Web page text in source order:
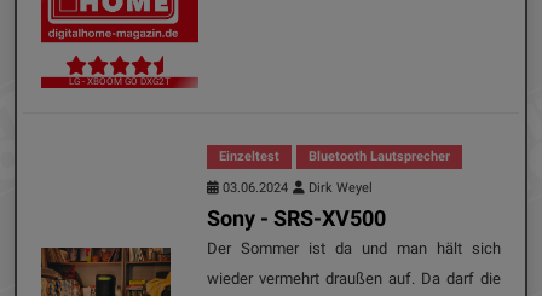
LG - XBOOM GO DXG2T
Einzeltest
Bluetooth Lautsprecher
03.06.2024
Dirk Weyel
Sony - SRS-XV500
Der Sommer ist da und man hält sich
wieder vermehrt draußen auf. Da darf die